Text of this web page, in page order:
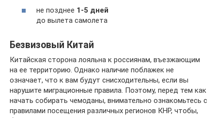
не позднее 1-5 дней
до вылета самолета
Безвизовый Китай
Китайская сторона лояльна к россиянам, въезжающим
на ее территорию. Однако наличие поблажек не
означает, что к вам будут снисходительны, если вы
нарушите миграционные правила. Поэтому, перед тем как
начать собирать чемоданы, внимательно ознакомьтесь с
правилами посещения различных регионов КНР, чтобы,